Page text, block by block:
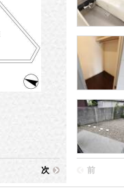
次 前